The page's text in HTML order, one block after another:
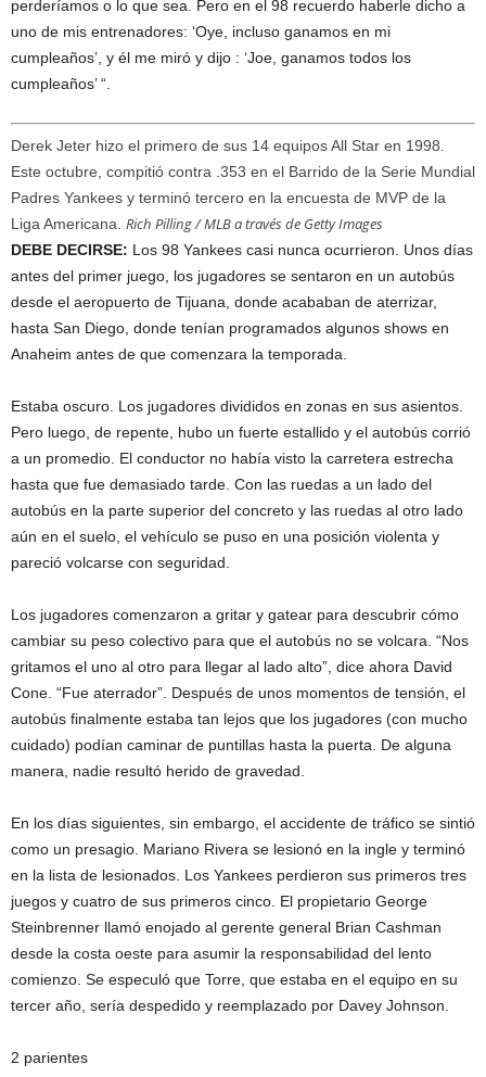
perderíamos o lo que sea. Pero en el 98 recuerdo haberle dicho a
uno de mis entrenadores: ‘Oye, incluso ganamos en mi
cumpleaños’, y él me miró y dijo : ‘Joe, ganamos todos los
cumpleaños’ “.
Derek Jeter hizo el primero de sus 14 equipos All Star en 1998.
Este octubre, compitió contra .353 en el Barrido de la Serie Mundial
Padres Yankees y terminó tercero en la encuesta de MVP de la
Liga Americana. Rich Pilling / MLB a través de Getty Images
DEBE DECIRSE: Los 98 Yankees casi nunca ocurrieron. Unos días
antes del primer juego, los jugadores se sentaron en un autobús
desde el aeropuerto de Tijuana, donde acababan de aterrizar,
hasta San Diego, donde tenían programados algunos shows en
Anaheim antes de que comenzara la temporada.
Estaba oscuro. Los jugadores divididos en zonas en sus asientos.
Pero luego, de repente, hubo un fuerte estallido y el autobús corrió
a un promedio. El conductor no había visto la carretera estrecha
hasta que fue demasiado tarde. Con las ruedas a un lado del
autobús en la parte superior del concreto y las ruedas al otro lado
aún en el suelo, el vehículo se puso en una posición violenta y
pareció volcarse con seguridad.
Los jugadores comenzaron a gritar y gatear para descubrir cómo
cambiar su peso colectivo para que el autobús no se volcara. “Nos
gritamos el uno al otro para llegar al lado alto”, dice ahora David
Cone. “Fue aterrador”. Después de unos momentos de tensión, el
autobús finalmente estaba tan lejos que los jugadores (con mucho
cuidado) podían caminar de puntillas hasta la puerta. De alguna
manera, nadie resultó herido de gravedad.
En los días siguientes, sin embargo, el accidente de tráfico se sintió
como un presagio. Mariano Rivera se lesionó en la ingle y terminó
en la lista de lesionados. Los Yankees perdieron sus primeros tres
juegos y cuatro de sus primeros cinco. El propietario George
Steinbrenner llamó enojado al gerente general Brian Cashman
desde la costa oeste para asumir la responsabilidad del lento
comienzo. Se especuló que Torre, que estaba en el equipo en su
tercer año, sería despedido y reemplazado por Davey Johnson.
2 parientes